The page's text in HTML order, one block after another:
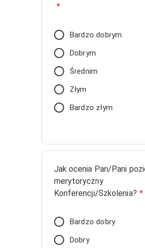
*
Bardzo dobrym
Dobrym
Średnim
Złym
Bardzo złym
Jak ocenia Pan/Pani
merytoryczny
Konferencji/Szkolenia? *
Bardzo dobry
Dobry